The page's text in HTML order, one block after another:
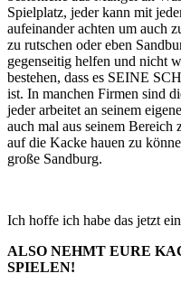
Spielplatz, jeder kann mit
aufeinander achten um auch
zu rutschen oder eben
gegenseitig helfen und nicht
bestehen, dass es SEINE
ist. In manchen Firmen sind
jeder arbeitet an seinem
auch mal aus seinem Bereich
auf die Kacke hauen zu
große Sandburg.
Ich hoffe ich habe das jetzt
ALSO NEHMT EURE
SPIELEN!